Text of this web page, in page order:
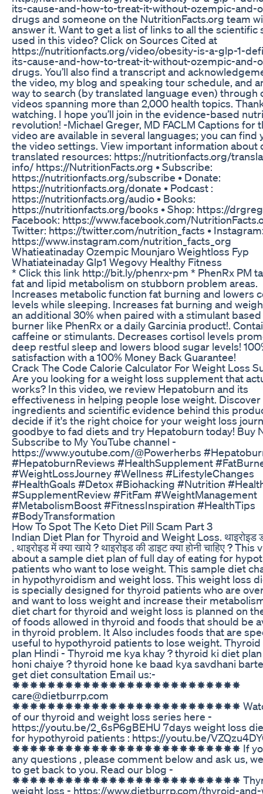
its-cause-and-how-to-treat-it-without-ozempic-and-
drugs and someone on the NutritionFacts.org team
answer it. Want to get a list of links to all the scientific
used in this video? Click on Sources Cited at
https://nutritionfacts.org/video/obesity-is-a-glp-1-
its-cause-and-how-to-treat-it-without-ozempic-and-
drugs. You’ll also find a transcript and
the video, my blog and speaking tour schedule, and
way to search (by translated language even) through
videos spanning more than 2,000 health topics.
watching. I hope you’ll join in the evidence-based
revolution! -Michael Greger, MD FACLM Captions for
video are available in several languages; you can find
the video settings. View important information about
translated resources: https://nutritionfacts.org/
info/ https://NutritionFacts.org • Subscribe:
https://nutritionfacts.org/subscribe • Donate:
https://nutritionfacts.org/donate • Podcast :
https://nutritionfacts.org/audio • Books:
https://nutritionfacts.org/books • Shop: https://
Facebook: https://www.facebook.com/
Twitter: https://twitter.com/nutrition_facts •
https://www.instagram.com/nutrition_facts_org
Whatieatinaday Ozempic Mounjaro Weightloss Fyp
Whatiateinaday Glp1 Wegovy Healthy Fitness
* Click this link http://bit.ly/phenrx-pm * PhenRx PM
fat and lipid metabolism on stubborn problem areas.
Increases metabolic function fat burning and lowers
levels while sleeping. Increases fat burning and
an additional 30% when paired with a stimulant
burner like PhenRx or a daily Garcinia product!.
caffeine or stimulants. Decreases cortisol levels
deep restful sleep and lowers blood sugar levels!
satisfaction with a 100% Money Back Guarantee!
Crack The Code Calorie Calculator For Weight Loss
Are you looking for a weight loss supplement that
works? In this video, we review Hepatoburn and its
effectiveness in helping people lose weight.
ingredients and scientific evidence behind this
decide if it's the right choice for your weight loss
goodbye to fad diets and try Hepatoburn today! Buy
Subscribe to My YouTube channel -
https://www.youtube.com/@Powerherbs
#HepatoburnReviews #HealthSupplement
#WeightLossJourney #Wellness #LifestyleChanges
#HealthGoals #Detox #Biohacking #Nutrition
#SupplementReview #FitFam #WeightManagement
#MetabolismBoost #FitnessInspiration #HealthTips
#BodyTransformation
How To Spot The Keto Diet Pill Scam Part 3
Indian Diet Plan for Thyroid and Weight Loss. थाइरोइड
. थाइरोइड में क्या खाये ? थाइरोइड की डाइट क्या होनी चाहिए ?
about a sample diet plan of full day of eating for
patients who want to lose weight. This sample diet
in hypothyroidism and weight loss. This weight loss
is specially designed for thyroid patients who are
and want to loss weight and increase their
diet chart for thyroid and weight loss is planned on
of foods allowed in thyroid and foods that should be
in thyroid problem. It Also includes foods that are
useful to hypothyroid patients to lose weight.
plan Hindi - Thyroid me kya khay ? thyroid ki diet
honi chaiye ? thyroid hone ke baad kya savdhani
get diet consultation Email us:-
✸✸✸✸✸✸✸✸✸✸✸✸✸✸✸✸✸✸✸✸✸✸✸✸✸✸
care@dietburrp.com
✸✸✸✸✸✸✸✸✸✸✸✸✸✸✸✸✸✸✸✸✸✸✸✸✸✸ Watch
of our thyroid and weight loss series here -
https://youtu.be/2_6sP6gBEHU 7days weight loss
for hypothyroid patients : https://youtu.be/
✸✸✸✸✸✸✸✸✸✸✸✸✸✸✸✸✸✸✸✸✸✸✸✸✸✸ If you
any questions , please comment below and ask us,
to get back to you. Read our blog -
✸✸✸✸✸✸✸✸✸✸✸✸✸✸✸✸✸✸✸✸✸✸✸✸✸✸
weight loss - https://www.dietburrp.com/thyroid-